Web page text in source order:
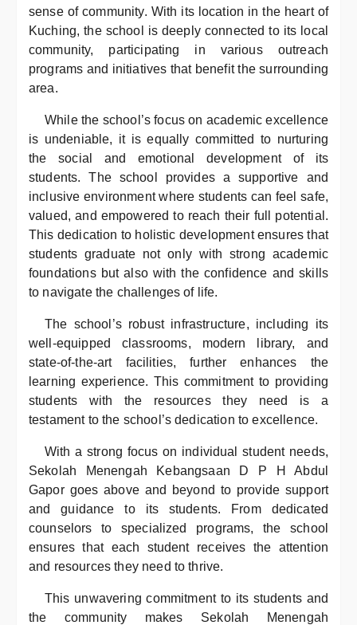
sense of community. With its location in the heart of
Kuching, the school is deeply connected to its local
community, participating in various outreach
programs and initiatives that benefit the surrounding
area.
While the school’s focus on academic excellence
is undeniable, it is equally committed to nurturing
the social and emotional development of its
students. The school provides a supportive and
inclusive environment where students can feel safe,
valued, and empowered to reach their full potential.
This dedication to holistic development ensures that
students graduate not only with strong academic
foundations but also with the confidence and skills
to navigate the challenges of life.
The school’s robust infrastructure, including its
well-equipped classrooms, modern library, and
state-of-the-art facilities, further enhances the
learning experience. This commitment to providing
students with the resources they need is a
testament to the school’s dedication to excellence.
With a strong focus on individual student needs,
Sekolah Menengah Kebangsaan D P H Abdul
Gapor goes above and beyond to provide support
and guidance to its students. From dedicated
counselors to specialized programs, the school
ensures that each student receives the attention
and resources they need to thrive.
This unwavering commitment to its students and
the community makes Sekolah Menengah